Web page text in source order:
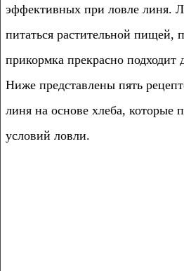
эффективных при ловле линя.
питаться растительной пищей,
прикормка прекрасно подходит
Ниже представлены пять
линя на основе хлеба, которые
условий ловли.